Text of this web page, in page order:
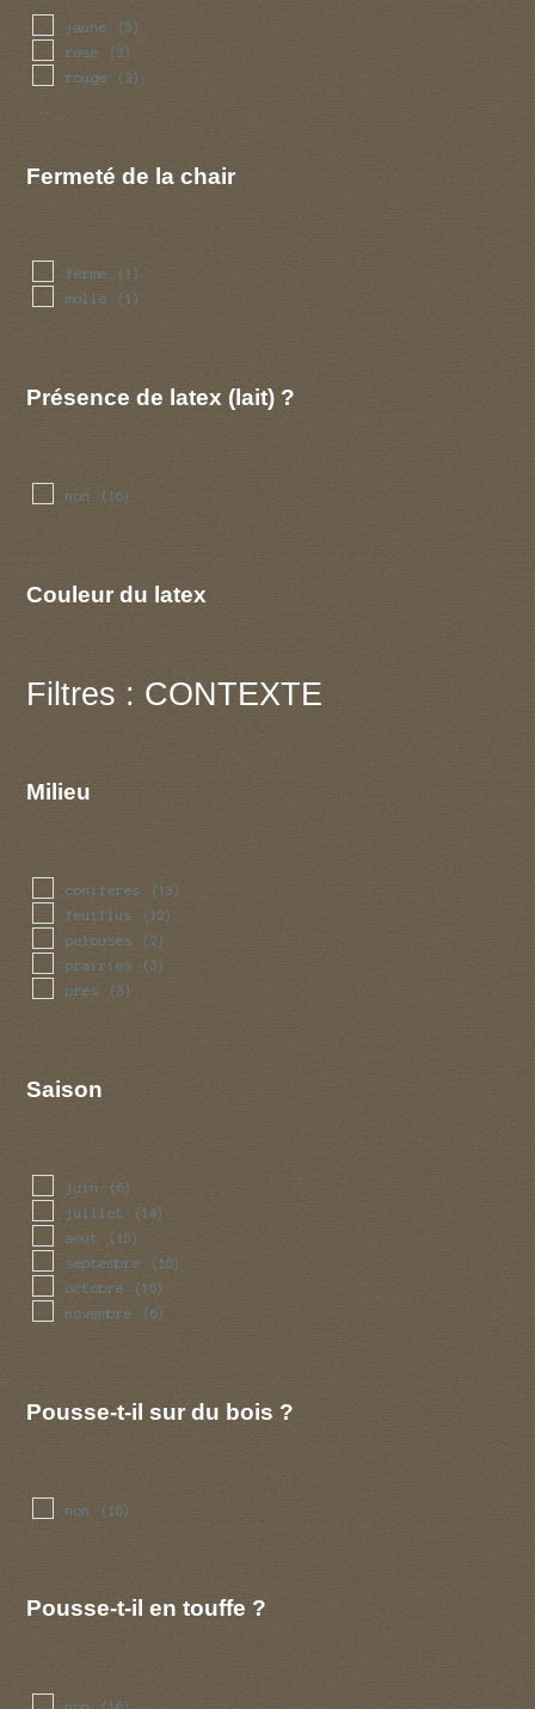
jaune (5)
rose (2)
rouge (2)
Fermeté de la chair
ferme (1)
molle (1)
Présence de latex (lait) ?
non (16)
Couleur du latex
Filtres : CONTEXTE
Milieu
coniferes (13)
feuillus (12)
pelouses (2)
prairies (3)
pres (3)
Saison
juin (6)
juillet (14)
aout (15)
septembre (16)
octobre (16)
novembre (6)
Pousse-t-il sur du bois ?
non (16)
Pousse-t-il en touffe ?